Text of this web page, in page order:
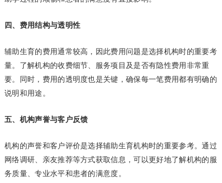
四、费用结构与透明性
辅助生育的费用通常较高，因此费用问题是选择机构时的重要考
量。了解机构的收费细节、服务项目及是否有隐性费用非常重
要。同时，费用的透明度也是关键，确保每一笔费用都有明确的
说明和用途。
五、机构声誉与客户反馈
机构的声誉和客户评价是选择辅助生育机构时的重要参考。通过
网络调研、亲友推荐等方式获取信息，可以更好地了解机构的服
务质量、专业水平和患者的满意度。